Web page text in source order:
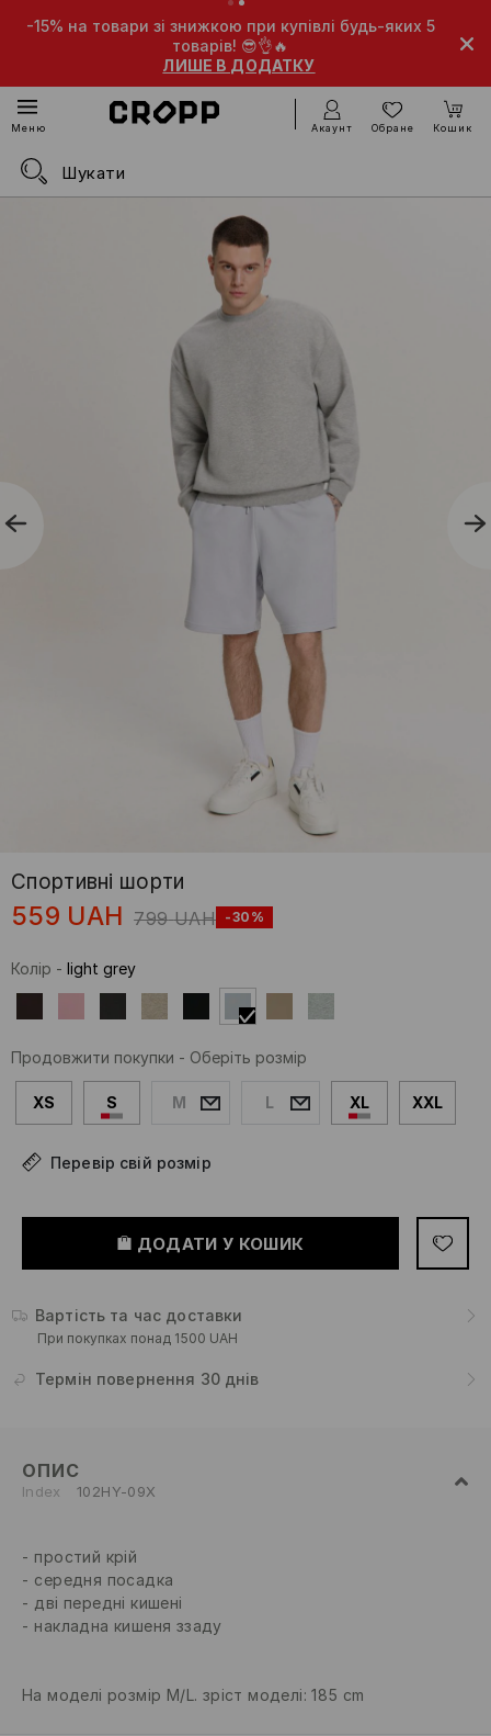
-15% на товари зі знижкою при купівлі будь-яких 5
товарів! 😎👌🔥
ЛИШЕ В ДОДАТКУ
Меню Акаунт Обране Кошик
Спортивні шорти
559 UAH 799 UAH -30%
Колір - light grey
Продовжити покупки - Оберіть розмір
XS S M L XL XXL
Перевір свій розмір
ДОДАТИ У КОШИК
Вартість та час доставки
При покупках понад 1500 UAH
Термін повернення 30 днів
ОПИС
Index 102HY-09X
простий крій
середня посадка
дві передні кишені
накладна кишеня ззаду
На моделі розмір M/L. зріст моделі: 185 cm